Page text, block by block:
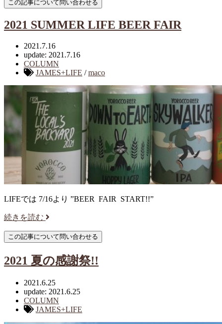
2021 SUMMER LIFE BEER FAIR
2021.7.16
update: 2021.7.16
COLUMN
JAMES+LIFE /maco
LIFEでは 7/16より ”BEER FAIR START!!”
続きを読む
2021 夏の感謝祭!!
2021.6.25
update: 2021.6.25
COLUMN
JAMES+LIFE